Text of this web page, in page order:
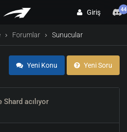
Giriş 44
Forumlar Sunucular
Yeni Konu Yeni Soru
acılıyor